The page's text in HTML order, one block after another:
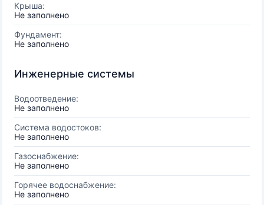
Крыша:
Не заполнено
Фундамент:
Не заполнено
Инженерные системы
Водоотведение:
Не заполнено
Система водостоков:
Не заполнено
Газоснабжение:
Не заполнено
Горячее водоснабжение:
Не заполнено